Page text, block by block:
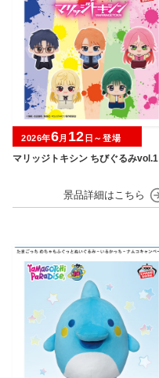
マリッジトキシン ちびぐるみvol.1
2026年6月 12 日～登場